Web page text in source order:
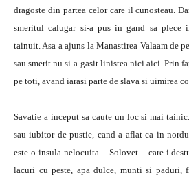
dragoste din partea celor care il cunosteau.
smeritul calugar si-a pus in gand sa
tainuit. Asa a ajuns la Manastirea Valaam de
sau smerit nu si-a gasit linistea nici aici. Prin
pe toti, avand iarasi parte de slava si uimirea
Savatie a inceput sa caute un loc si mai
sau iubitor de pustie, cand a aflat ca in
este o insula nelocuita – Solovet – care-i
lacuri cu peste, apa dulce, munti si paduri,